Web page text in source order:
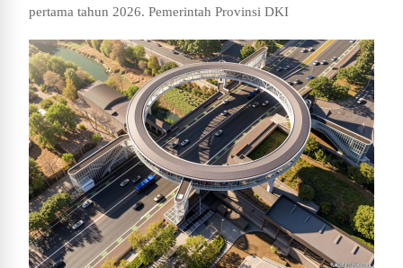
pertama tahun 2026. Pemerintah Provinsi DKI